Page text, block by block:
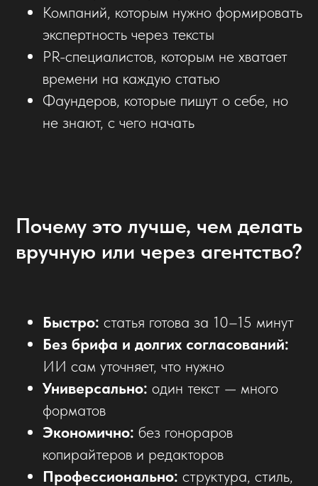
Компаний, которым нужно формировать
экспертность через тексты
PR-специалистов, которым не хватает
времени на каждую статью
Фаундеров, которые пишут о себе, но
не знают, с чего начать
Почему это лучше, чем делать
вручную или через агентство?
Быстро: статья готова за 10–15 минут
Без брифа и долгих согласований:
ИИ сам уточняет, что нужно
Универсально: один текст — много
форматов
Экономично: без гонораров
копирайтеров и редакторов
Профессионально: структура, стиль,